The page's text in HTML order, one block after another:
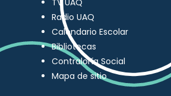
TV UAQ
Radio UAQ
Calendario Escolar
Bibliotecas
Contraloría Social
Mapa de sitio